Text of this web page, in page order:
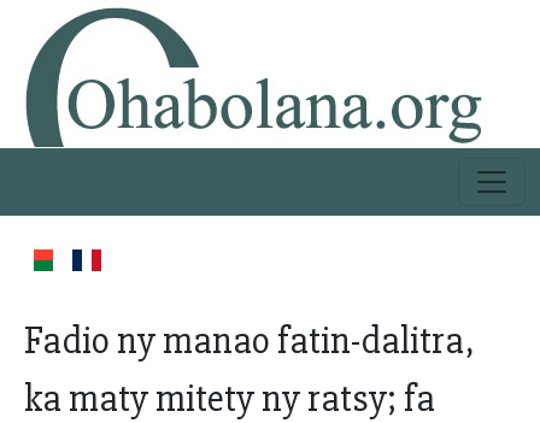
Fadio ny manao fatin-dalitra,
ka maty mitety ny ratsy; fa